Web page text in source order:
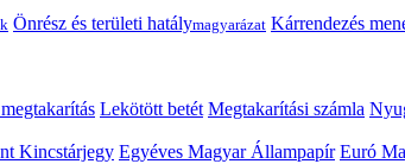
Önrész és területi hatálymagyarázat Kárrendezés
Lekötött betét Megtakarítási számla
Kincstárjegy Egyéves Magyar Állampapír Euró